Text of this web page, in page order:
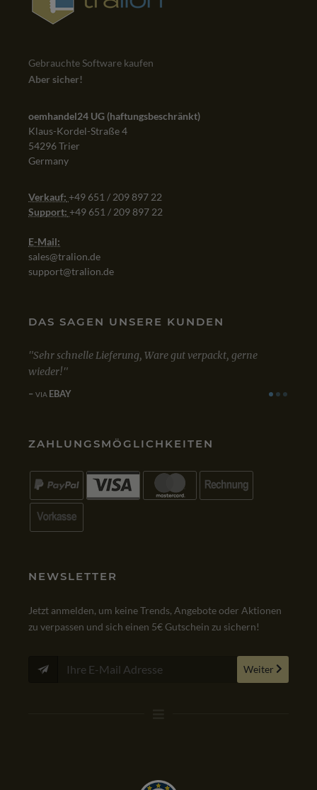
Gebrauchte Software kaufen
Aber sicher!
oemhandel24 UG (haftungsbeschränkt)
Klaus-Kordel-Straße 4
54296 Trier
Germany
Verkauf: +49 651 / 209 897 22
Support: +49 651 / 209 897 22
E-Mail:
sales@tralion.de
support@tralion.de
DAS SAGEN UNSERE KUNDEN
gerne
Mit dem Kauf von Win 10 Professional bin ich sehr
zufrieden. Bestellung, Kauf und Lieferung verliefen
einwandfrei.
ZAHLUNGSMÖGLICHKEITEN
NEWSLETTER
Jetzt anmelden, um keine Trends, Angebote oder Aktionen
zu verpassen und sich einen 5€ Gutschein zu sichern!
Weiter